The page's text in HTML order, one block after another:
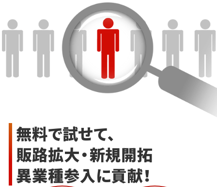
無料で試せて、
販路拡大・新規開拓
異業種参入に貢献！